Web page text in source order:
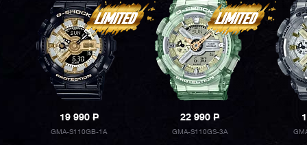
19 990P
GMA-S110GB-1A
22 990P
GMA-S110GS-3A